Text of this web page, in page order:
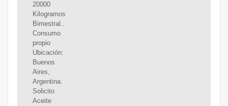
20000
Kilogramos
Bimestral..
Consumo
propio
Ubicación:
Buenos
Aires,
Argentina.
Solicito
Aceite